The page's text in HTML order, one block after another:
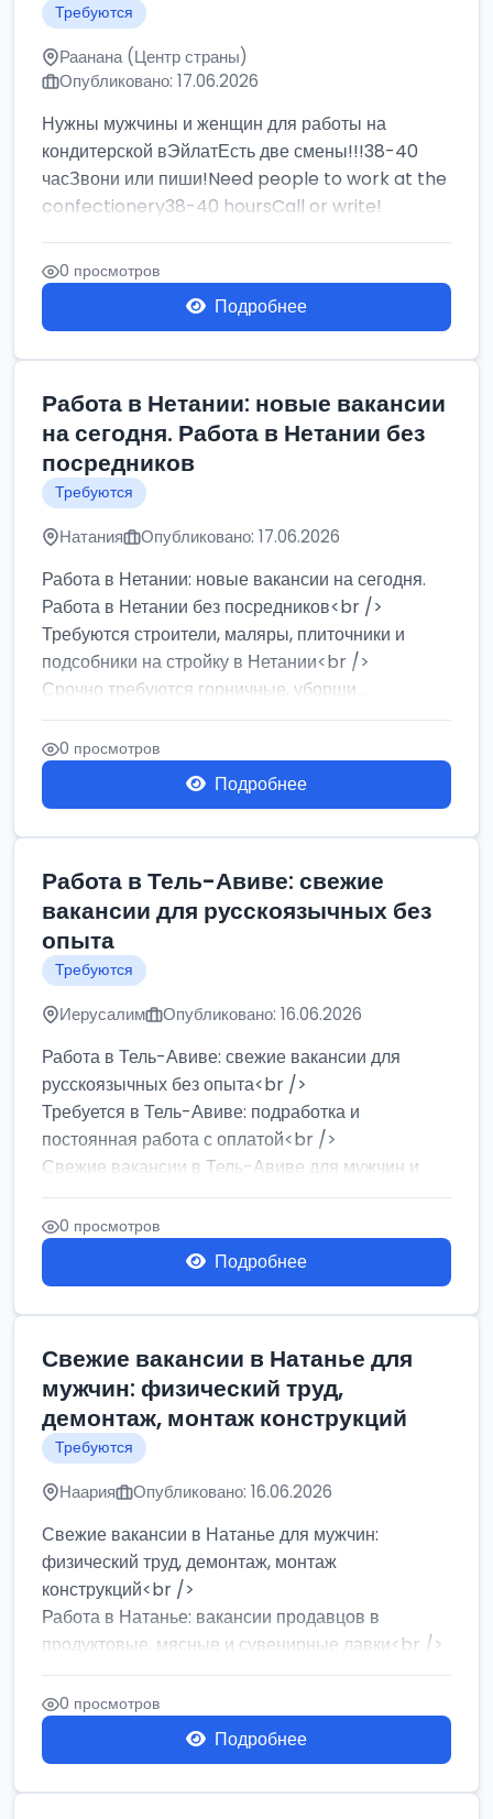
Требуются
Раанана (Центр страны)
Опубликовано: 17.06.2026
Нужны мужчины и женщин для работы на
кондитерской вЭйлатЕсть две смены!!!38-40
часЗвони или пиши!Need people to work at the
confectionery38-40 hoursCall or write!
0 просмотров
Подробнее
Работа в Нетании: новые вакансии
на сегодня. Работа в Нетании без
посредников
Требуются
Натания Опубликовано: 17.06.2026
Работа в Нетании: новые вакансии на сегодня.
Работа в Нетании без посредников<br />
Требуются строители, маляры, плиточники и
подсобники на стройку в Нетании<br />
Срочно требуются горничные, уборщи...
0 просмотров
Подробнее
Работа в Тель-Авиве: свежие
вакансии для русскоязычных без
опыта
Требуются
Иерусалим Опубликовано: 16.06.2026
Работа в Тель-Авиве: свежие вакансии для
русскоязычных без опыта<br />
Требуется в Тель-Авиве: подработка и
постоянная работа с оплатой<br />
Свежие вакансии в Тель-Авиве для мужчин и
женщин от хозя...
0 просмотров
Подробнее
Свежие вакансии в Натанье для
мужчин: физический труд,
демонтаж, монтаж конструкций
Требуются
Наария Опубликовано: 16.06.2026
Свежие вакансии в Натанье для мужчин:
физический труд, демонтаж, монтаж
конструкций<br />
Работа в Натанье: вакансии продавцов в
продуктовые, мясные и сувенирные лавки<br />
Разнорабочий на сборку м...
0 просмотров
Подробнее